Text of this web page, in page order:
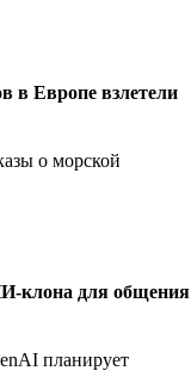
в Европе взлетели
о морской
клона для общения
планирует